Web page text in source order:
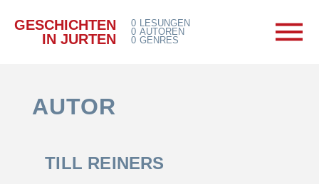
GESCHICHTEN
IN JURTEN
0
0
0
LESUNGEN
AUTOREN
GENRES
AUTOR
TILL REINERS